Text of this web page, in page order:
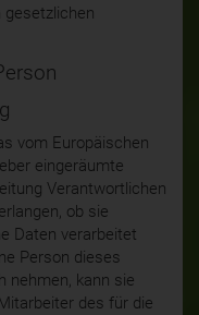
vom Europäischen
eingeräumte
Verantwortlichen
ob sie
Daten verarbeitet
Person dieses
nehmen, kann sie
des für die